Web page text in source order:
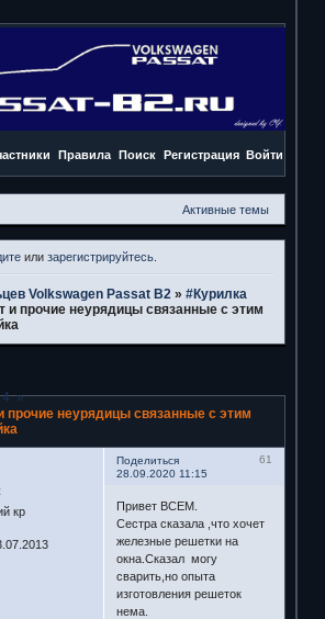
Правила Поиск Регистрация Войти
Активные темы
илизарегистрируйтесь
Volkswagen Passat B2 » #Курилка
и прочие неурядицы связанные с этим
прочие неурядицы связанные с этим
4 »
Поделиться
61
28.09.2020 11:15
кр
Привет ВСЕМ.
Сестра сказала ,что хочет
железные решетки на
окна.Сказал могу
сварить,но опыта
изготовления решеток
нема.